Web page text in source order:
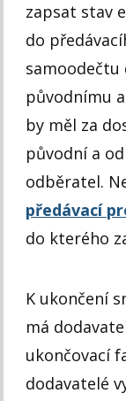
zapsat stav
do
samoodečtu
původnímu
by měl za
původní a
odběratel.
předávací
do kterého
K ukončení
má
ukončovací
dodavatelé